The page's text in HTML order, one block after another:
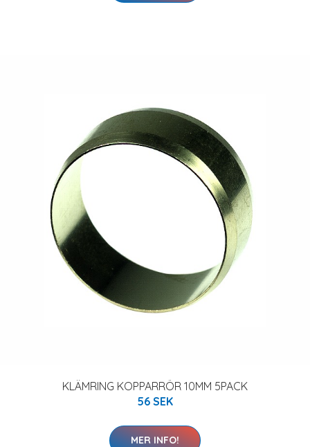
KLÄMRING KOPPARRÖR 10MM 5PACK
56 SEK
MER INFO!